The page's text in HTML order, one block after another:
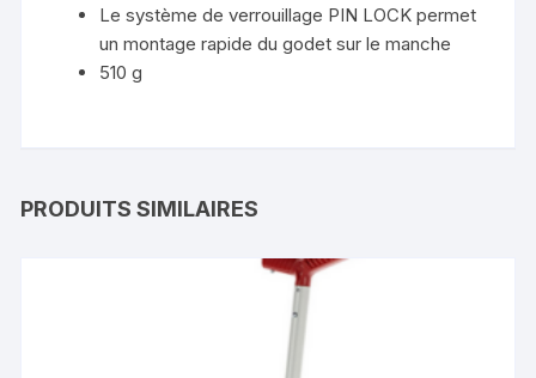
Le système de verrouillage PIN LOCK permet
un montage rapide du godet sur le manche
510 g
PRODUITS SIMILAIRES